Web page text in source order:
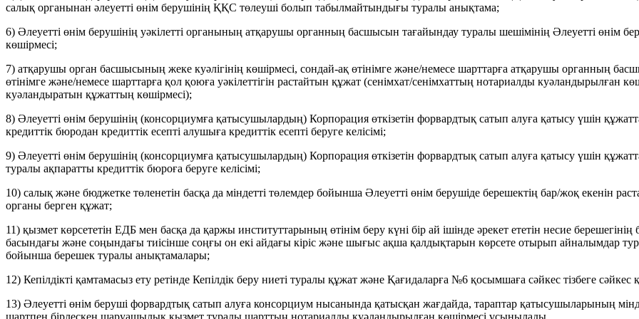
салық органынан әлеуетті өнім берушінің ҚҚС төлеуші болып табылмайтындығы туралы анықтама;
6) Әлеуетті өнім берушінің уәкілетті органының атқарушы органның басшысын тағайындау туралы шешімінің Әлеуетті өнім
көшірмесі;
7) атқарушы орган басшысының жеке куәлігінің көшірмесі, сондай-ақ өтінімге және/немесе шарттарға атқарушы органның
өтінімге және/немесе шарттарға қол қоюға уәкілеттігін растайтын құжат (сенімхат/сенімхаттың нотариалды куәландырылған
куәландыратын құжаттың көшірмесі);
8) Әлеуетті өнім берушінің (консорциумға қатысушылардың) Корпорация өткізетін форвардтық сатып алуға қатысу үшін
кредиттік бюродан кредиттік есепті алушыға кредиттік есепті беруге келісімі;
9) Әлеуетті өнім берушінің (консорциумға қатысушылардың) Корпорация өткізетін форвардтық сатып алуға қатысу үшін
туралы ақпаратты кредиттік бюроға беруге келісімі;
10) cалық және бюджетке төленетін басқа да міндетті төлемдер бойынша Әлеуетті өнім берушіде берешектің бар/жоқ екенін
органы берген құжат;
11) қызмет көрсететін ЕДБ мен басқа да қаржы институттарының өтінім беру күні бір ай ішінде әрекет ететін несие
басындағы және соңындағы тиісінше соңғы он екі айдағы кіріс және шығыс ақша қалдықтарын көрсете отырып айналымдар
бойынша берешек туралы анықтамалары;
12) Кепілдікті қамтамасыз ету ретінде Кепілдік беру ниеті туралы құжат және Қағидаларға №6 қосымшаға сәйкес тізбеге сәйкес
13) Әлеуетті өнім беруші форвардтық сатып алуға консорциум нысанында қатысқан жағдайда, тараптар қатысушыларының
шартпен бірлескен шаруашылық қызмет туралы шарттың нотариалды куәландырылған көшірмесі ұсынылады.